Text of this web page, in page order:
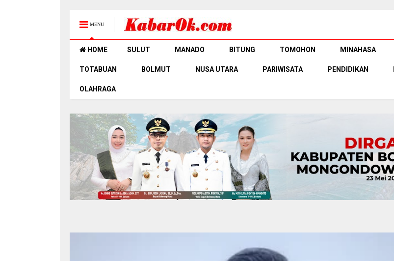
MENU
HOME SULUT MANADO BITUNG TOMOHON MINAHASA
TOTABUAN BOLMUT NUSA UTARA PARIWISATA PENDIDIKAN
OLAHRAGA